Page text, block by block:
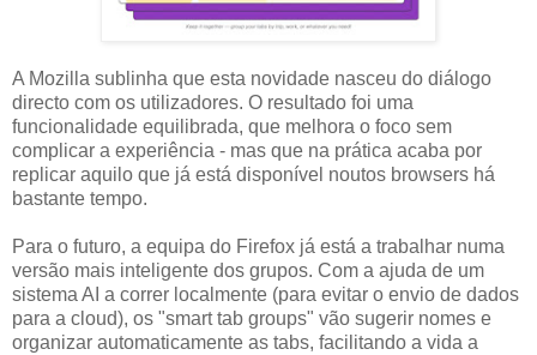
A Mozilla sublinha que esta novidade nasceu do diálogo
directo com os utilizadores. O resultado foi uma
funcionalidade equilibrada, que melhora o foco sem
complicar a experiência - mas que na prática acaba por
replicar aquilo que já está disponível noutos browsers há
bastante tempo.
Para o futuro, a equipa do Firefox já está a trabalhar numa
versão mais inteligente dos grupos. Com a ajuda de um
sistema AI a correr localmente (para evitar o envio de dados
para a cloud), os "smart tab groups" vão sugerir nomes e
organizar automaticamente as tabs, facilitando a vida a